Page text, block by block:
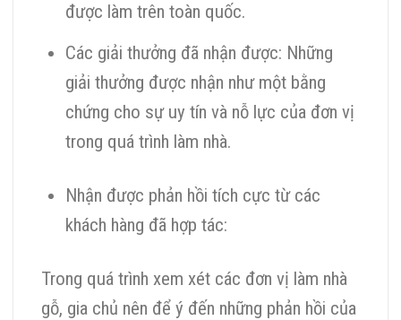
được làm trên toàn quốc.
Các giải thưởng đã nhận được: Những
giải thưởng được nhận như một bằng
chứng cho sự uy tín và nỗ lực của đơn vị
trong quá trình làm nhà.
Nhận được phản hồi tích cực từ các
khách hàng đã hợp tác:
Trong quá trình xem xét các đơn vị làm nhà
gỗ, gia chủ nên để ý đến những phản hồi của